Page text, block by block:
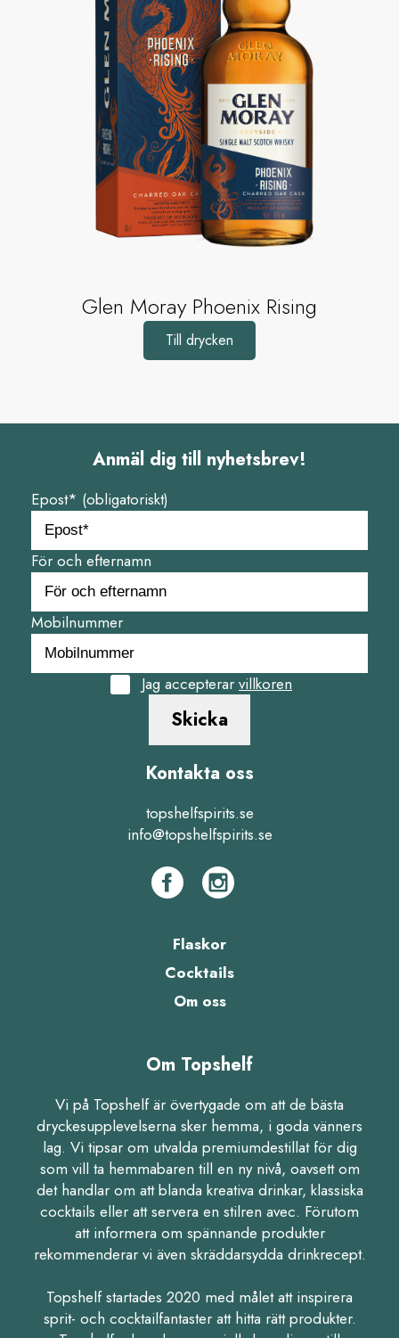
Glen Moray Phoenix Rising
Till drycken
Anmäl dig till nyhetsbrev!
Epost* (obligatoriskt)
För och efternamn
Mobilnummer
Jag accepterar villkoren
Skicka
Kontakta oss
topshelfspirits.se
info@topshelfspirits.se
Flaskor
Cocktails
Om oss
Om Topshelf
Vi på Topshelf är övertygade om att de bästa
dryckesupplevelserna sker hemma, i goda vänners
lag. Vi tipsar om utvalda premiumdestillat för dig
som vill ta hemmabaren till en ny nivå, oavsett om
det handlar om att blanda kreativa drinkar, klassiska
cocktails eller att servera en stilren avec. Förutom
att informera om spännande produkter
rekommenderar vi även skräddarsydda drinkrecept.
Topshelf startades 2020 med målet att inspirera
sprit- och cocktailfantaster att hitta rätt produkter.